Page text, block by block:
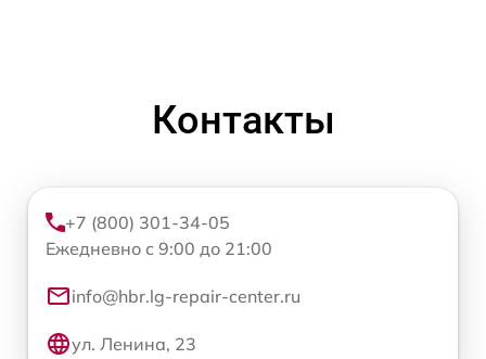
Контакты
+7 (800) 301-34-05
Ежедневно с 9:00 до 21:00
info@hbr.lg-repair-center.ru
ул. Ленина, 23